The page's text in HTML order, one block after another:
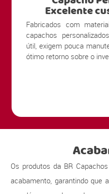
Excelente
Fabricados com
capachos
útil, exigem pouca
ótimo retorno sobre o
Os produtos da BR
acabamento, garantindo que